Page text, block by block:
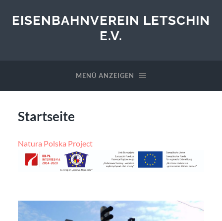
EISENBAHNVEREIN LETSCHIN
E.V.
MENÜ ANZEIGEN
Startseite
Natura Polska Project